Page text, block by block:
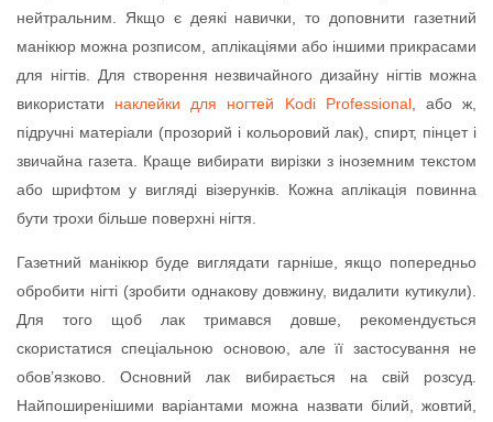
нейтральним. Якщо є деякі навички, то доповнити газетний
манікюр можна розписом, аплікаціями або іншими прикрасами
для нігтів. Для створення незвичайного дизайну нігтів можна
використати наклейки для ногтей Kodi Professional, або ж,
підручні матеріали (прозорий і кольоровий лак), спирт, пінцет і
звичайна газета. Краще вибирати вирізки з іноземним текстом
або шрифтом у вигляді візерунків. Кожна аплікація повинна
бути трохи більше поверхні нігтя.
Газетний манікюр буде виглядати гарніше, якщо попередньо
обробити нігті (зробити однакову довжину, видалити кутикули).
Для того щоб лак тримався довше, рекомендується
скористатися спеціальною основою, але її застосування не
обов’язково. Основний лак вибирається на свій розсуд.
Найпоширенішими варіантами можна назвати білий, жовтий,